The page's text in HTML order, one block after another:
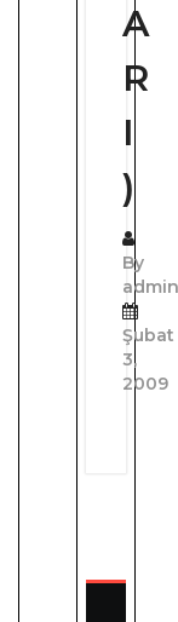
A
R
I
)
By
admin
Şubat
3,
2009